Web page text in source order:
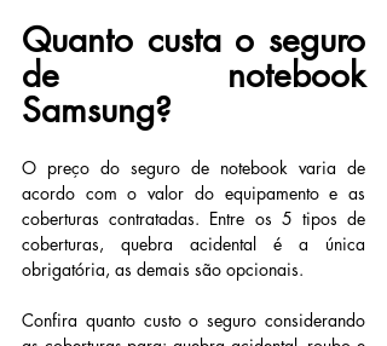
Quanto custa o seguro
de notebook
Samsung?
O preço do seguro de notebook varia de
acordo com o valor do equipamento e as
coberturas contratadas. Entre os 5 tipos de
coberturas, quebra acidental é a única
obrigatória, as demais são opcionais.
Confira quanto custo o seguro considerando